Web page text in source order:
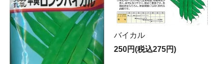
バイカル
250円(税込275円)